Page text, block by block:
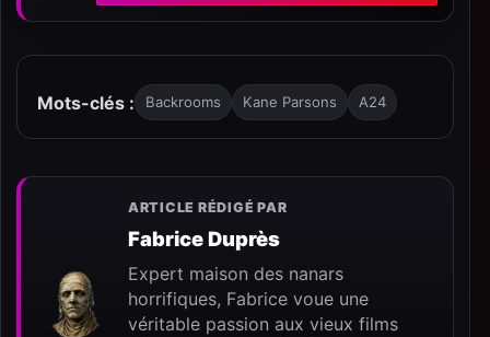
Mots-clés : Backrooms Kane Parsons A24
ARTICLE RÉDIGÉ PAR
Fabrice Duprès
Expert maison des nanars
horrifiques, Fabrice voue une
véritable passion aux vieux films